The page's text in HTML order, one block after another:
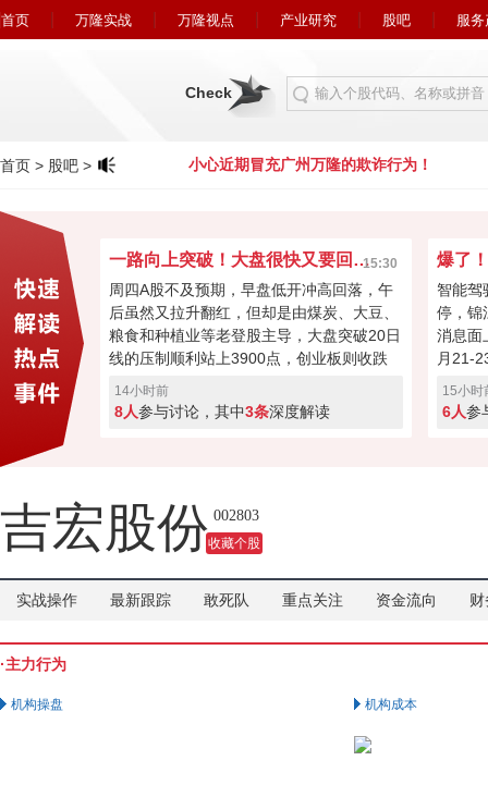
首页 万隆实战 万隆视点 产业研究 股吧 服
Check
首页 > 股吧 >
隆的欺诈行为！ 小心近期冒充广州万隆的欺诈行为！
一路向上突破！大盘很快又要回到4000点？15:30
周四A股不及预期，早盘低开冲高回落，午
后虽然又拉升翻红，但却是由煤炭、大豆、
粮食和种植业等老登股主导，大盘突破20日
线的压制顺利站上3900点，创业板则收跌
0.55%。今日科技股回落或许是连涨两天获
利盘蠢蠢欲动，又或者是外围扰动，但大盘
14小时前
8人参与讨论，其中3条深度解读
智能驾
停，锦
消息面
月21-
16届
间，
15小时
6人参
吉宏股份 002803
收藏个股
实战操作 最新跟踪 敢死队 重点关注 资金流向
·主力行为
机构操盘 机构成本